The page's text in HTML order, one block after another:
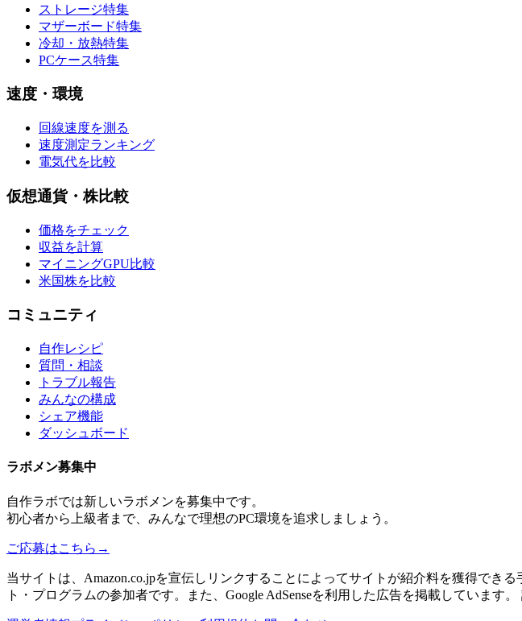
ストレージ特集
マザーボード特集
冷却・放熱特集
PCケース特集
速度・環境
回線速度を測る
速度測定ランキング
電気代を比較
仮想通貨・株比較
価格をチェック
収益を計算
マイニングGPU比較
米国株を比較
コミュニティ
自作レシピ
質問・相談
トラブル報告
みんなの構成
シェア機能
ダッシュボード
ラボメン募集中
自作ラボでは新しいラボメンを募集中です。
初心者から上級者まで、みんなで理想のPC環境を追求しましょう。
ご応募はこちら →
当サイトは、Amazon.co.jpを宣伝しリンクすることによってサイトが紹介料を獲得でき
ト・プログラムの参加者です。また、Google AdSenseを利用した広告を掲載しています。